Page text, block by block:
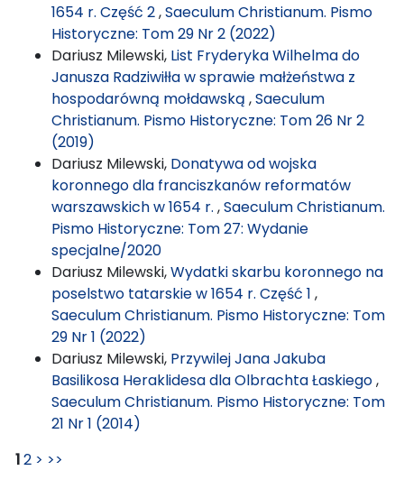
1654 r. Część 2,Saeculum Christianum. Pismo
Historyczne: Tom 29 Nr 2 (2022)
Dariusz Milewski, List Fryderyka Wilhelma do
Janusza Radziwiłła w sprawie małżeństwa z
hospodarówną mołdawską ,Saeculum
Christianum. Pismo Historyczne: Tom 26 Nr 2
(2019)
Dariusz Milewski, Donatywa od wojska
koronnego dla franciszkanów reformatów
warszawskich w 1654 r. ,Saeculum Christianum.
Pismo Historyczne: Tom 27: Wydanie
specjalne/2020
Dariusz Milewski,Wydatki skarbu koronnego na
poselstwo tatarskie w 1654 r. Część 1 ,
Saeculum Christianum. Pismo Historyczne: Tom
29 Nr 1 (2022)
Dariusz Milewski, Przywilej Jana Jakuba
Basilikosa Heraklidesa dla Olbrachta Łaskiego,
Saeculum Christianum. Pismo Historyczne: Tom
21 Nr 1 (2014)
12 > >>